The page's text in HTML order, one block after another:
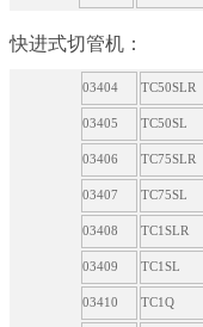
快进式切管机：
03404 TC50SLR
03405 TC50SL
03406 TC75SLR
03407 TC75SL
03408 TC1SLR
03409 TC1SL
03410 TC1Q